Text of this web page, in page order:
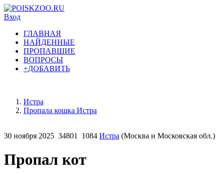
Вход
ГЛАВНАЯ
НАЙДЕННЫЕ
ПРОПАВШИЕ
ВОПРОСЫ
+ДОБАВИТЬ
Истра
Пропала кошка Истра
30 ноября 2025 34801 1084 Истра (Москва и Московская обл.)
Пропал кот